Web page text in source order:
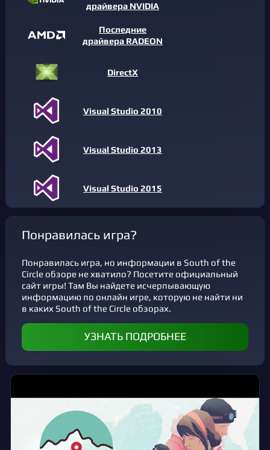
драйвера NVIDIA
Последние
драйвера RADEON
DirectX
Visual Studio 2010
Visual Studio 2013
Visual Studio 2015
Понравилась игра?
Понравилась игра, но информации в South of the
Circle обзоре не хватило? Посетите официальный
сайт игры! Там Вы найдете исчерпывающую
информацию по онлайн игре, которую не найти ни
в каких South of the Circle обзорах.
УЗНАТЬ ПОДРОБНЕЕ